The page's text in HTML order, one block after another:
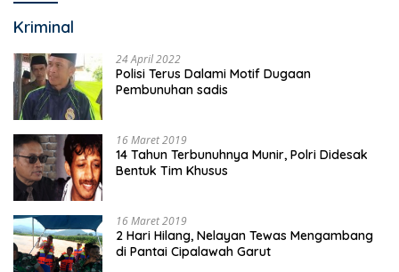
Kriminal
24 April 2022
Polisi Terus Dalami Motif Dugaan
Pembunuhan sadis
16 Maret 2019
14 Tahun Terbunuhnya Munir, Polri Didesak
Bentuk Tim Khusus
16 Maret 2019
2 Hari Hilang, Nelayan Tewas Mengambang
di Pantai Cipalawah Garut